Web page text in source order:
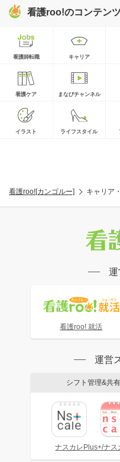
看護roo!のコンテン
看護師転職 キャリア
看護ケア まなびチャンネル
イラスト ライフスタイル
看護roo![カンゴルー] キャリア
運
看護roo! 就活
運営
シフト管理&共有
ナスカレPlus+/ナス